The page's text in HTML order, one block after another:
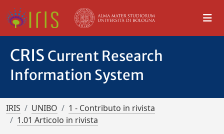
CRIS Current Research
Information System
IRIS UNIBO
1 - Contributo in rivista
1.01 Articolo in rivista